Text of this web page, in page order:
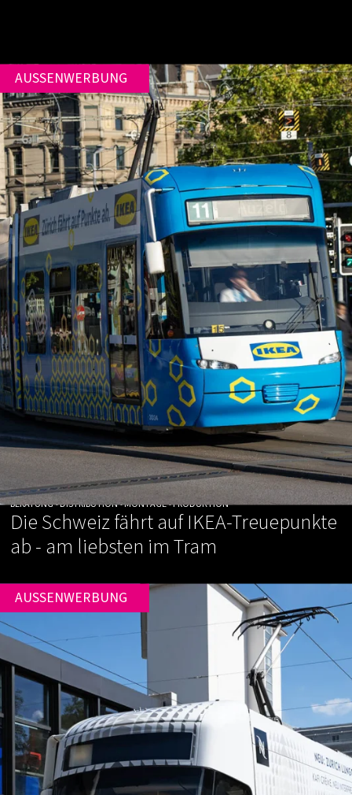
AUSSENWERBUNG
BERATUNG • DISTRIBUTION • MONTAGE • PRODUKTION
Die Schweiz fährt auf IKEA-Treuepunkte
ab - am liebsten im Tram
AUSSENWERBUNG